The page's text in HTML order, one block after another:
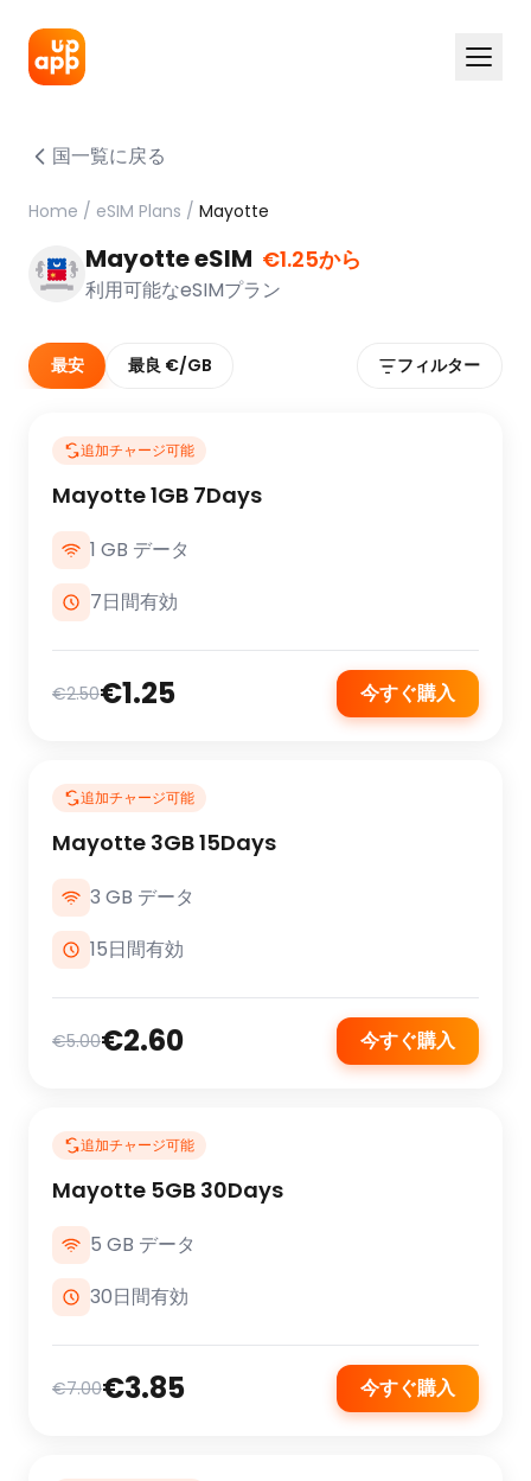
国一覧に戻る
Home / eSIM Plans / Mayotte
Mayotte eSIM €1.25から
利用可能なeSIMプラン
最安 最良 €/GB フィルター
追加チャージ可能
Mayotte 1GB 7Days
1 GB データ
7日間有効
€2.50€1.25 今すぐ購入
追加チャージ可能
Mayotte 3GB 15Days
3 GB データ
15日間有効
€5.00€2.60 今すぐ購入
追加チャージ可能
Mayotte 5GB 30Days
5 GB データ
30日間有効
€7.00€3.85 今すぐ購入